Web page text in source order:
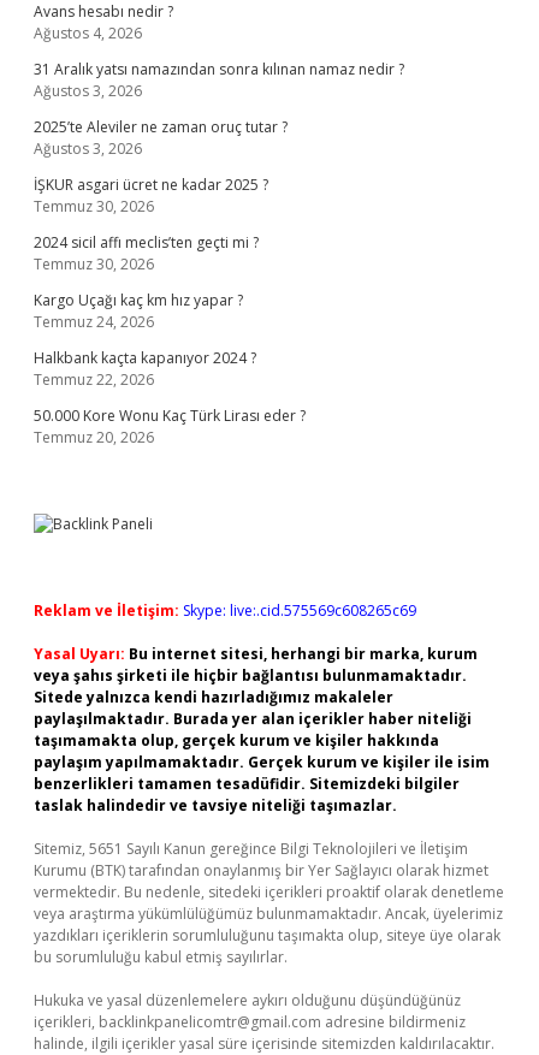
Avans hesabı nedir ?
Ağustos 4, 2026
31 Aralık yatsı namazından sonra kılınan namaz nedir ?
Ağustos 3, 2026
2025’te Aleviler ne zaman oruç tutar ?
Ağustos 3, 2026
İŞKUR asgari ücret ne kadar 2025 ?
Temmuz 30, 2026
2024 sicil affı meclis’ten geçti mi ?
Temmuz 30, 2026
Kargo Uçağı kaç km hız yapar ?
Temmuz 24, 2026
Halkbank kaçta kapanıyor 2024 ?
Temmuz 22, 2026
50.000 Kore Wonu Kaç Türk Lirası eder ?
Temmuz 20, 2026
Reklam ve İletişim: Skype: live:.cid.575569c608265c69
Yasal Uyarı: Bu internet sitesi, herhangi bir marka, kurum
veya şahıs şirketi ile hiçbir bağlantısı bulunmamaktadır.
Sitede yalnızca kendi hazırladığımız makaleler
paylaşılmaktadır. Burada yer alan içerikler haber niteliği
taşımamakta olup, gerçek kurum ve kişiler hakkında
paylaşım yapılmamaktadır. Gerçek kurum ve kişiler ile isim
benzerlikleri tamamen tesadüfidir. Sitemizdeki bilgiler
taslak halindedir ve tavsiye niteliği taşımazlar.
Sitemiz, 5651 Sayılı Kanun gereğince Bilgi Teknolojileri ve İletişim
Kurumu (BTK) tarafından onaylanmış bir Yer Sağlayıcı olarak hizmet
vermektedir. Bu nedenle, sitedeki içerikleri proaktif olarak denetleme
veya araştırma yükümlülüğümüz bulunmamaktadır. Ancak, üyelerimiz
yazdıkları içeriklerin sorumluluğunu taşımakta olup, siteye üye olarak
bu sorumluluğu kabul etmiş sayılırlar.
Hukuka ve yasal düzenlemelere aykırı olduğunu düşündüğünüz
içerikleri, backlinkpanelicomtr@gmail.com adresine bildirmeniz
halinde, ilgili içerikler yasal süre içerisinde sitemizden kaldırılacaktır.